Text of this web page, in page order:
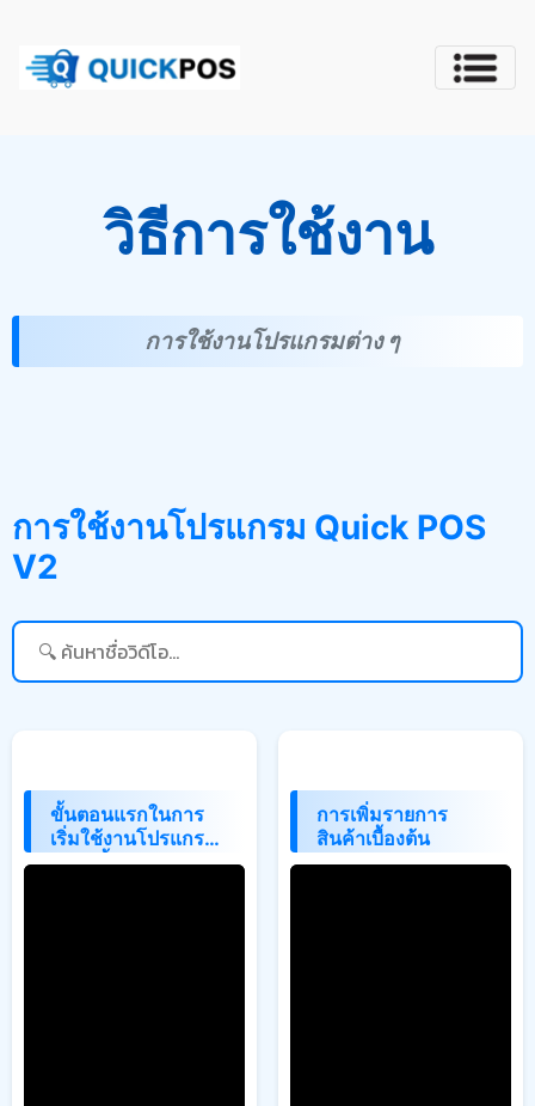
วิธีการใช้งาน
การใช้งานโปรแกรมต่าง ๆ
การใช้งานโปรแกรม Quick POS
V2
ขั้นตอนแรกในการ
เริ่มใช้งานโปรแกรม
จนถึงขั้นตอนการปิด
การเพิ่มรายการ
สินค้าเบื้องต้น